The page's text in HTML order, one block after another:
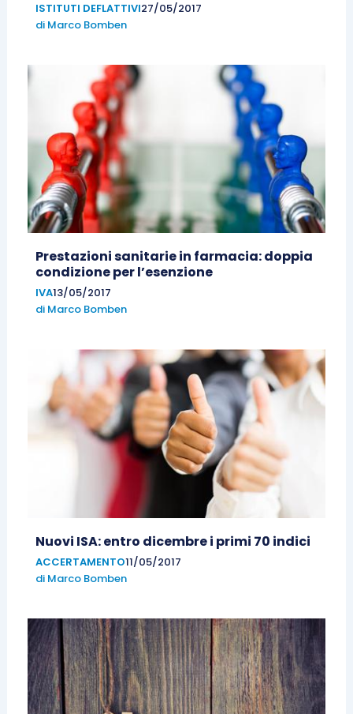
ISTITUTI DEFLATTIVI27/05/2017
di Marco Bomben
Prestazioni sanitarie in farmacia: doppia
condizione per l’esenzione
IVA13/05/2017
di Marco Bomben
Nuovi ISA: entro dicembre i primi 70 indici
ACCERTAMENTO11/05/2017
di Marco Bomben